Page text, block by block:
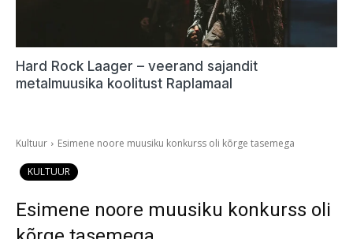
Hard Rock Laager – veerand sajandit
metalmuusika koolitust Raplamaal